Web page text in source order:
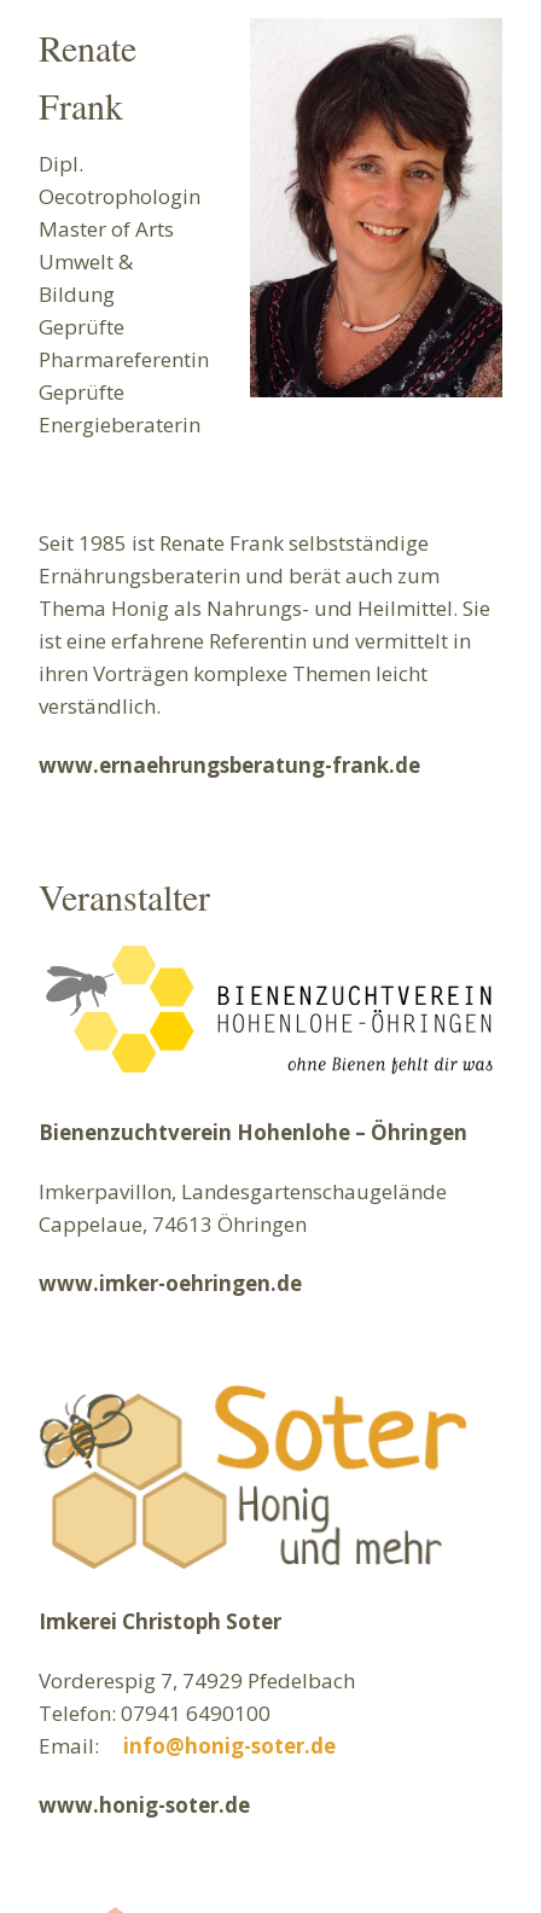
Renate
Frank
Dipl.
Oecotrophologin
Master of Arts
Umwelt &
Bildung
Geprüfte
Pharmareferentin
Geprüfte
Energieberaterin
Seit 1985 ist Renate Frank selbstständige
Ernährungsberaterin und berät auch zum
Thema Honig als Nahrungs- und Heilmittel. Sie
ist eine erfahrene Referentin und vermittelt in
ihren Vorträgen komplexe Themen leicht
verständlich.
www.ernaehrungsberatung-frank.de
Veranstalter
Bienenzuchtverein Hohenlohe – Öhringen
Imkerpavillon, Landesgartenschaugelände
Cappelaue, 74613 Öhringen
www.imker-oehringen.de
Imkerei Christoph Soter
Vorderespig 7, 74929 Pfedelbach
Telefon: 07941 6490100
Email: info@honig-soter.de
www.honig-soter.de